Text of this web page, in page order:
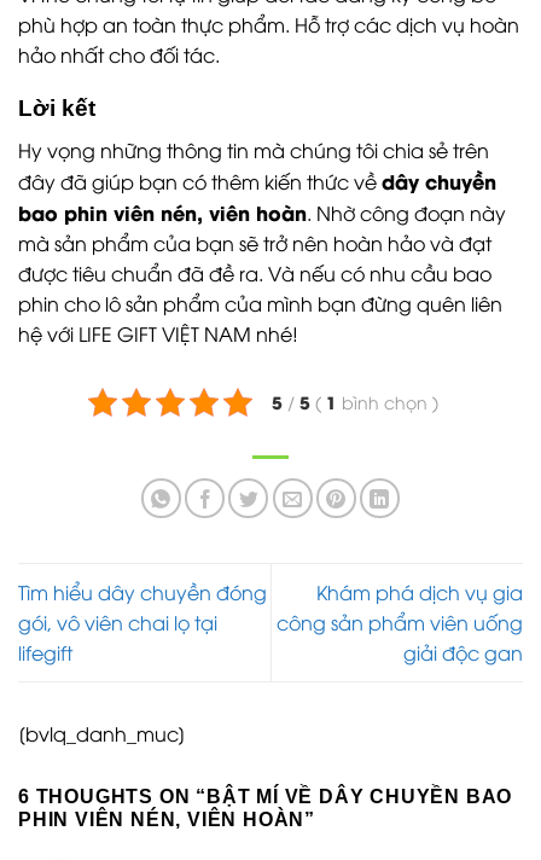
phù hợp an toàn thực phẩm. Hỗ trợ các dịch vụ hoàn
hảo nhất cho đối tác.
Lời kết
Hy vọng những thông tin mà chúng tôi chia sẻ trên
đây đã giúp bạn có thêm kiến thức vềdây chuyền
bao phin viên nén, viên hoàn. Nhờ công đoạn này
mà sản phẩm của bạn sẽ trở nên hoàn hảo và đạt
được tiêu chuẩn đã đề ra. Và nếu có nhu cầu bao
phin cho lô sản phẩm của mình bạn đừng quên liên
hệ với LIFE GIFT VIỆT NAM nhé!
5 / 5 ( 1 bình chọn )
Tìm hiểu dây chuyền đóng
gói, vô viên chai lọ tại
lifegift
Khám phá dịch vụ gia
công sản phẩm viên uống
giải độc gan
[bvlq_danh_muc]
6 THOUGHTS ON “ BẬT MÍ VỀ DÂY CHUYỀN BAO
PHIN VIÊN NÉN, VIÊN HOÀN ”